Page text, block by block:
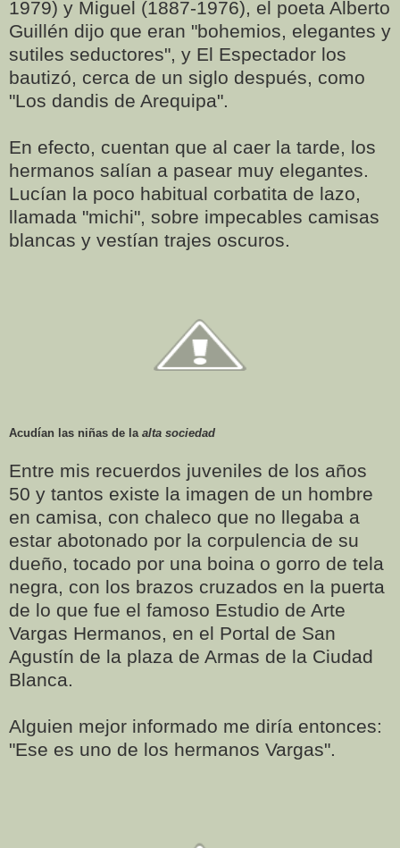
1979) y Miguel (1887-1976), el poeta Alberto
Guillén dijo que eran "bohemios, elegantes y
sutiles seductores", y El Espectador los
bautizó, cerca de un siglo después, como
"Los dandis de Arequipa".
En efecto, cuentan que al caer la tarde, los
hermanos salían a pasear muy elegantes.
Lucían la poco habitual corbatita de lazo,
llamada "michi", sobre impecables camisas
blancas y vestían trajes oscuros.
Acudían las niñas de la alta sociedad
Entre mis recuerdos juveniles de los años
50 y tantos existe la imagen de un hombre
en camisa, con chaleco que no llegaba a
estar abotonado por la corpulencia de su
dueño, tocado por una boina o gorro de tela
negra, con los brazos cruzados en la puerta
de lo que fue el famoso Estudio de Arte
Vargas Hermanos, en el Portal de San
Agustín de la plaza de Armas de la Ciudad
Blanca.
Alguien mejor informado me diría entonces:
"Ese es uno de los hermanos Vargas".